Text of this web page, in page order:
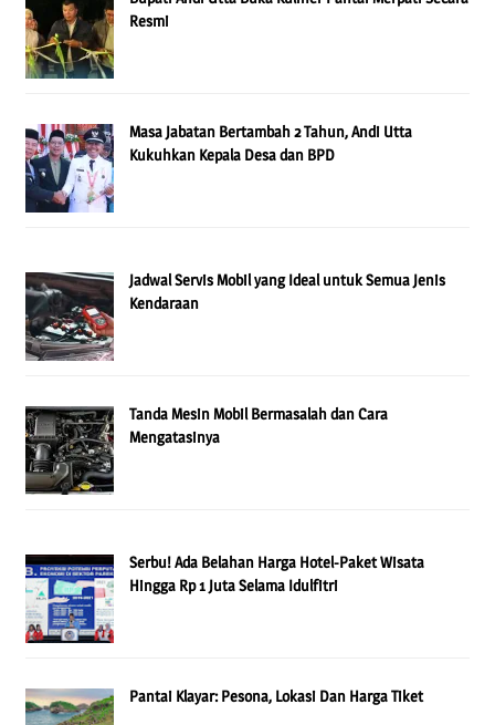
Resmi
Masa Jabatan Bertambah 2 Tahun, Andi Utta
Kukuhkan Kepala Desa dan BPD
Jadwal Servis Mobil yang Ideal untuk Semua Jenis
Kendaraan
Tanda Mesin Mobil Bermasalah dan Cara
Mengatasinya
Serbu! Ada Belahan Harga Hotel-Paket Wisata
Hingga Rp 1 Juta Selama Idulfitri
Pantai Klayar: Pesona, Lokasi Dan Harga Tiket